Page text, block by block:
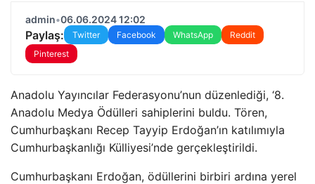
admin•06.06.2024 12:02
Paylaş: Twitter Facebook WhatsApp
Reddit
Pinterest
Anadolu Yayıncılar Federasyonu’nun düzenlediği, ‘8.
Anadolu Medya Ödülleri sahiplerini buldu. Tören,
Cumhurbaşkanı Recep Tayyip Erdoğan’ın katılımıyla
Cumhurbaşkanlığı Külliyesi’nde gerçekleştirildi.
Cumhurbaşkanı Erdoğan, ödüllerini birbiri ardına yerel